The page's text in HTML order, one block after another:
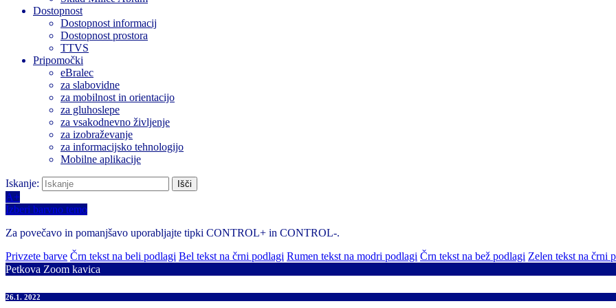
Dostopnost
Dostopnost informacij
Dostopnost prostora
TTVS
Pripomočki
eBralec
za slabovidne
za mobilnost in orientacijo
za gluhoslepe
za vsakodnevno življenje
za izobraževanje
za informacijsko tehnologijo
Mobilne aplikacije
Iskanje:
A+
Izberi barvno temo
Za povečavo in pomanjšavo uporabljajte tipki CONTROL+ in CONTROL-.
Privzete barve Črn tekst na beli podlagi Bel tekst na črni podlagi Rumen tekst na modri podlagi Črn tekst na bež podlagi Zelen tekst na črni
Petkova Zoom kavica
26.1. 2022